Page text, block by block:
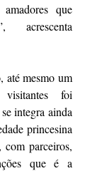
que
acrescenta
até mesmo um
foi
integra ainda
princesina
com parceiros,
que é a